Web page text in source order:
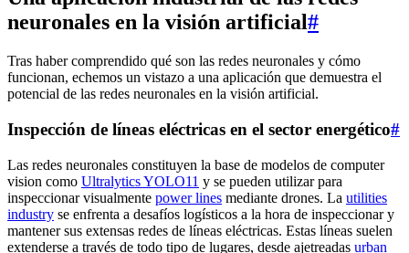
neuronales en la visión artificial#
Tras haber comprendido qué son las redes neuronales y cómo
funcionan, echemos un vistazo a una aplicación que demuestra el
potencial de las redes neuronales en la visión artificial.
Inspección de líneas eléctricas en el sector energético#
Las redes neuronales constituyen la base de modelos de computer
vision como Ultralytics YOLO11 y se pueden utilizar para
inspeccionar visualmente power lines mediante drones. La utilities
industry se enfrenta a desafíos logísticos a la hora de inspeccionar y
mantener sus extensas redes de líneas eléctricas. Estas líneas suelen
extenderse a través de todo tipo de lugares, desde ajetreadas urban